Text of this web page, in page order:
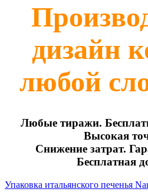
дизайн
любой
Любые тиражи.
Высокая
Снижение затрат.
Бесплатная
Упаковка итальянского печенья